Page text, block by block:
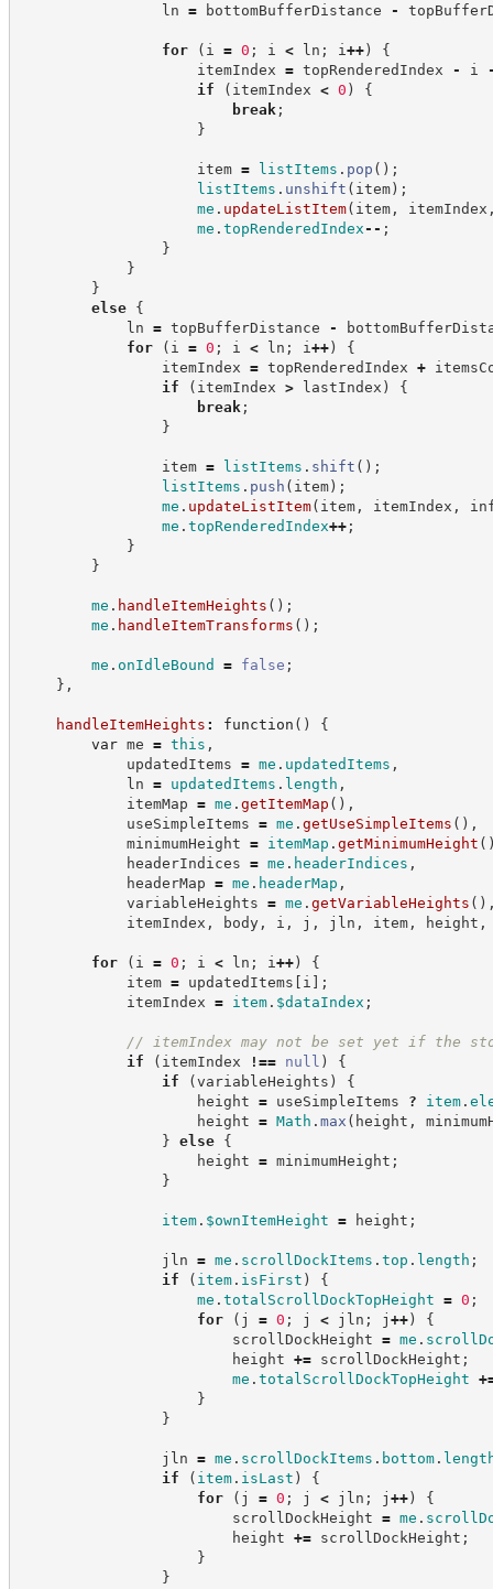
ln = bottomBufferDistance -
for ( i = 0 ; i < ln ; i ++)
{
itemIndex = topRenderedIndex - i
if
( itemIndex < 0 )
{
break ;
}
item = listItems . pop ( ) ;
listItems . unshift ( item) ;
me . updateListItem( item, itemIndex
me . topRenderedIndex -- ;
}
}
}
else
{
ln = topBufferDistance -
for
( i = 0 ; i < ln ; i ++)
{
itemIndex = topRenderedIndex +
if
( itemIndex > lastIndex )
{
break ;
}
item = listItems . shift ( ) ;
listItems . push ( item) ;
me . updateListItem( item, itemIndex ,
me . topRenderedIndex++;
}
}
me . handleItemHeights ( ) ;
me . handleItemTransforms ( ) ;
me . onIdleBound = false ;
} ,
handleItemHeights : function ( )
{
var me = this ,
updatedItems = me . updatedItems ,
ln = updatedItems . length ,
itemMap = me . getItemMap ( ) ,
useSimpleItems = me . getUseSimpleItems ( ) ,
minimumHeight = itemMap . getMinimumHeight (
headerIndices = me . headerIndices ,
headerMap = me . headerMap ,
variableHeights = me . getVariableHeights ( )
itemIndex , body, i , j , jln , item, height ,
for ( i = 0 ; i < ln ; i ++)
{
item = updatedItems [ i ] ;
itemIndex = item. $dataIndex ;
// itemIndex may not be set yet if the
if
( itemIndex !== null )
{
if
(variableHeights )
{
height = useSimpleItems ? item.
height = Math . max ( height ,
} else
{
height = minimumHeight ;
}
item. $ownItemHeight = height ;
jln = me . scrollDockItems . top . length ;
if
( item. isFirst )
{
me . totalScrollDockTopHeight = 0 ;
for
( j = 0 ; j < jln ; j ++)
{
scrollDockHeight = me .
height += scrollDockHeight ;
me . totalScrollDockTopHeight
}
}
jln = me . scrollDockItems . bottom.
if
( item. isLast )
{
for
( j = 0 ; j < jln ; j ++)
{
scrollDockHeight = me .
height += scrollDockHeight ;
}
}